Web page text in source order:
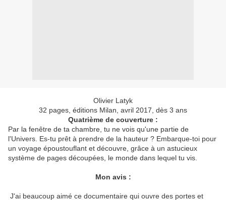
Olivier Latyk
32 pages, éditions Milan, avril 2017, dès 3 ans
Quatrième de couverture :
Par la fenêtre de ta chambre, tu ne vois qu'une partie de
l'Univers. Es-tu prêt à prendre de la hauteur ? Embarque-toi pour
un voyage époustouflant et découvre, grâce à un astucieux
système de pages découpées, le monde dans lequel tu vis.
Mon avis :
J'ai beaucoup aimé ce documentaire qui ouvre des portes et